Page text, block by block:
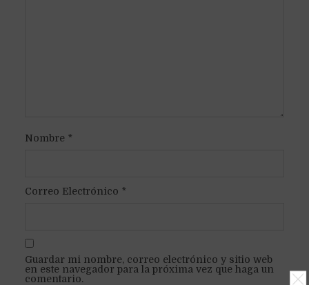
Nombre*
Correo Electrónico *
Guardar mi nombre, correo electrónico y sitio web
en este navegador para la próxima vez que haga un
comentario.